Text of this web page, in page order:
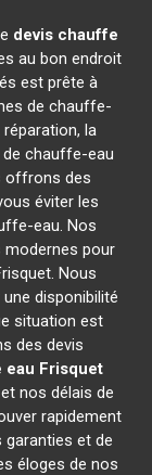
devis chauffe
au bon endroit
est prête à
de chauffe-
la
chauffe-eau
offrons des
éviter les
eau. Nos
modernes pour
Nous
disponibilité
situation est
des devis
eau Frisquet
nos délais de
rapidement
et de
éloges de nos